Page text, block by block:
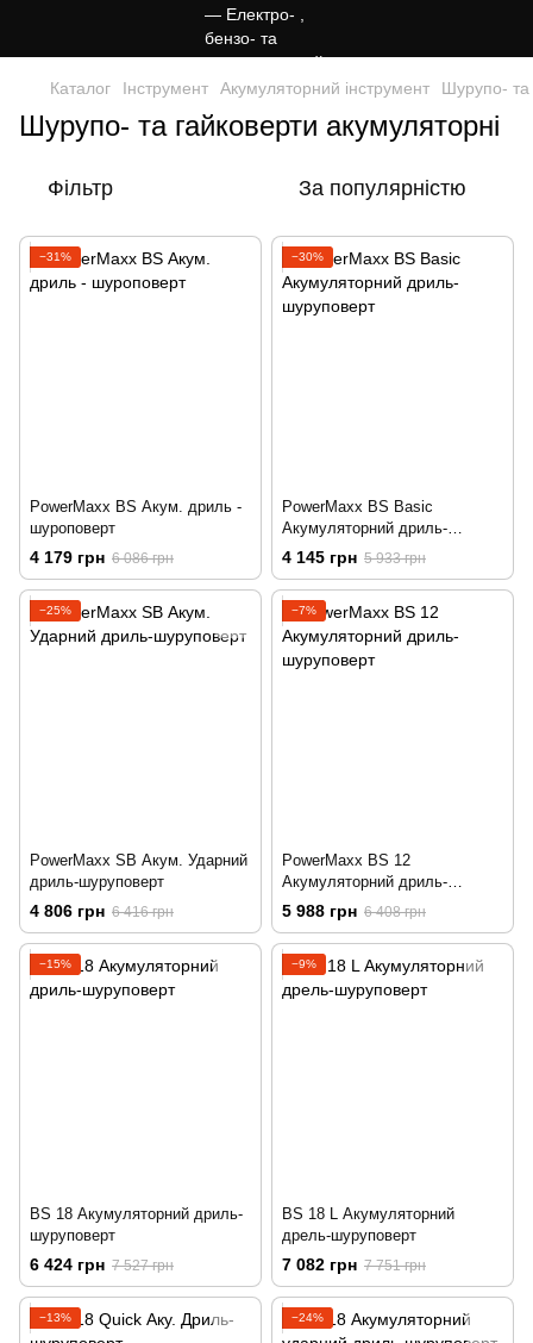
Каталог Інструмент Акумуляторний інструмент Шурупо- та
Шурупо- та гайковерти акумуляторні
Фільтр За популярністю
−31%
PowerMaxx BS Акум. дриль -
шуроповерт
4 179 грн 6 086 грн
−30%
PowerMaxx BS Basic
Акумуляторний дриль-
шуруповерт
4 145 грн 5 933 грн
−25%
PowerMaxx SB Акум. Ударний
дриль-шуруповерт
4 806 грн 6 416 грн
−7%
PowerMaxx BS 12
Акумуляторний дриль-
шуруповерт
5 988 грн 6 408 грн
−15%
BS 18 Акумуляторний дриль-
шуруповерт
6 424 грн 7 527 грн
−9%
BS 18 L Акумуляторний
дрель-шуруповерт
7 082 грн 7 751 грн
−13% −24%